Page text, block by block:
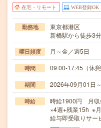
在宅・リモート WEB登録OK
勤務地
東京都港区
新橋駅から徒歩3
曜日頻度 月～金／週5日
時間 09:00-17:45（休
期間 2026年09月01日
時給
時給1900円 月収
×4週+残業15h ※
給与即受取りサー